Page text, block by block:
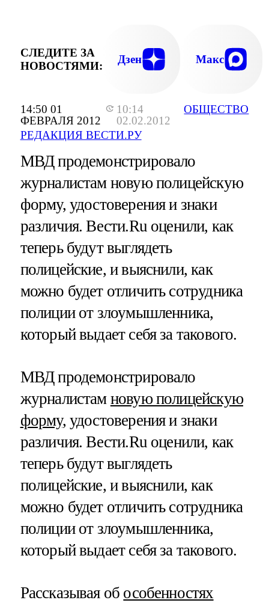
14:50 01
ФЕВРАЛЯ 2012
10:14
02.02.2012
РЕДАКЦИЯ ВЕСТИ.РУ
ОБЩЕСТВО
СЛЕДИТЕ ЗА
НОВОСТЯМИ:
Дзен Макс
МВД продемонстрировало
журналистам новую полицейскую
форму, удостоверения и знаки
различия. Вести.Ru оценили, как
теперь будут выглядеть
полицейские, и выяснили, как
можно будет отличить сотрудника
полиции от злоумышленника,
который выдает себя за такового.
МВД продемонстрировало
журналистам новую полицейскую
форму, удостоверения и знаки
различия. Вести.Ru оценили, как
теперь будут выглядеть
полицейские, и выяснили, как
можно будет отличить сотрудника
полиции от злоумышленника,
который выдает себя за такового.
Рассказывая об особенностях